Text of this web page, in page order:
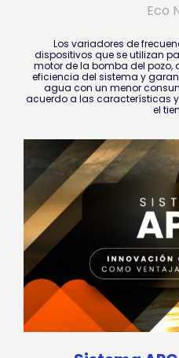
Eco
Los variadores de
dispositivos que se utilizan
motor de la bomba del pozo,
eficiencia del sistema y
agua con un menor
acuerdo a las características
el